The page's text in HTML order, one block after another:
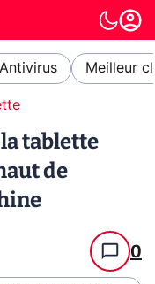
Meilleur
la tablette
de
0